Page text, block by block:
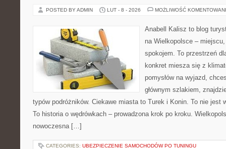
POSTED BY ADMIN LUT - 8 - 2026 MOŻLIWOŚĆ
Anabell Kalisz to blog
na Wielkopolsce –
spokojem. To przestrzeń
konkret miesza się z
pomysłów na wyjazd,
głównym szlakiem,
typów podróżników. Ciekawe miasta to Turek i Konin. To nie jest
To historia o wędrówkach – prowadzona krok po kroku.
nowoczesna […]
CATEGORIES: UBEZPIECZENIE SAMOCHODÓW PO TUNINGU